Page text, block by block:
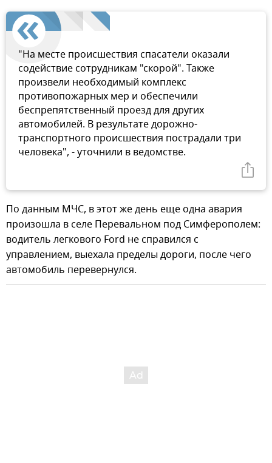
"На месте происшествия спасатели оказали
содействие сотрудникам "скорой". Также
произвели необходимый комплекс
противопожарных мер и обеспечили
беспрепятственный проезд для других
автомобилей. В результате дорожно-
транспортного происшествия пострадали три
человека", - уточнили в ведомстве.
По данным МЧС, в этот же день еще одна авария
произошла в селе Перевальном под Симферополем:
водитель легкового Ford не справился с
управлением, выехала пределы дороги, после чего
автомобиль перевернулся.